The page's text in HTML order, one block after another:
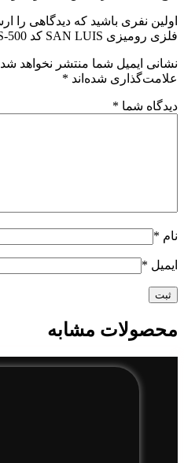
اولین نفری باشید که دیدگاهی
فلزی رومیزی SAN LUIS کد BS-500 رنگ SILVER”
نشانی ایمیل شما منتشر نخواهد
علامت‌گذاری شده‌اند *
دیدگاه شما *
نام *
ایمیل *
محصولات مشابه